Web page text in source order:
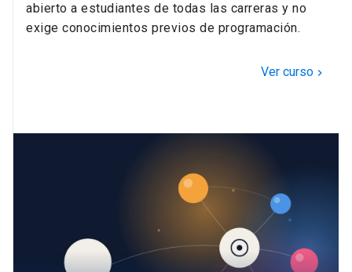
abierto a estudiantes de todas las carreras y no
exige conocimientos previos de programación.
Ver curso chevron_right